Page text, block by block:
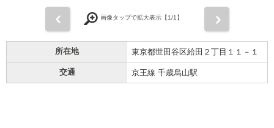
画像タップで拡大表示【1/1】
所在地 東京都世田谷区給田２丁目１１－１
交通 京王線 千歳烏山駅